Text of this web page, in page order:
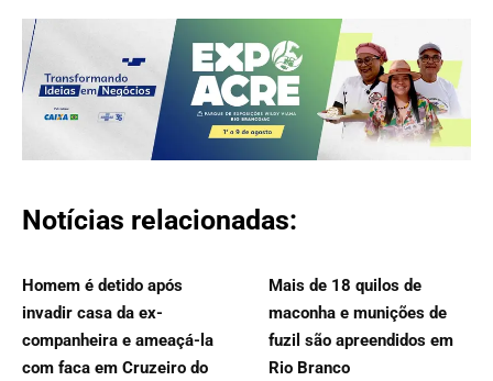
Notícias relacionadas:
Homem é detido após
invadir casa da ex-
companheira e ameaçá-la
com faca em Cruzeiro do
Mais de 18 quilos de
maconha e munições de
fuzil são apreendidos em
Rio Branco